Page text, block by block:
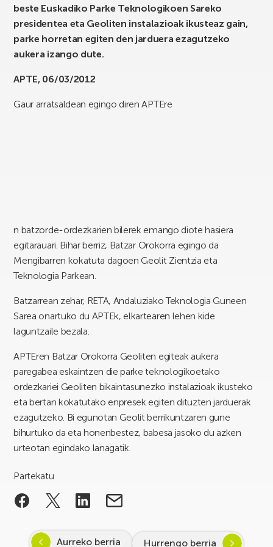
beste Euskadiko Parke Teknologikoen Sareko
presidentea eta Geoliten instalazioak ikusteaz gain,
parke horretan egiten den jarduera ezagutzeko
aukera izango dute.
APTE, 06/03/2012
Gaur arratsaldean egingo diren APTEre
n batzorde-ordezkarien bilerek emango diote hasiera
egitarauari. Bihar berriz, Batzar Orokorra egingo da
Mengibarren kokatuta dagoen Geolit Zientzia eta
Teknologia Parkean.
Batzarrean zehar, RETA, Andaluziako Teknologia Guneen
Sarea onartuko du APTEk, elkartearen lehen kide
laguntzaile bezala.
APTEren Batzar Orokorra Geoliten egiteak aukera
paregabea eskaintzen die parke teknologikoetako
ordezkariei Geoliten bikaintasunezko instalazioak ikusteko
eta bertan kokatutako enpresek egiten dituzten jarduerak
ezagutzeko. Bi egunotan Geolit berrikuntzaren gune
bihurtuko da eta honenbestez, babesa jasoko du azken
urteotan egindako lanagatik.
Partekatu
Aurreko berria Hurrengo berria